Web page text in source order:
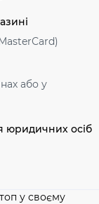
або у
юридичних осіб
у своєму